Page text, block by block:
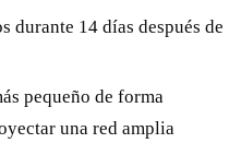
durante 14 días después de
pequeño de forma
una red amplia